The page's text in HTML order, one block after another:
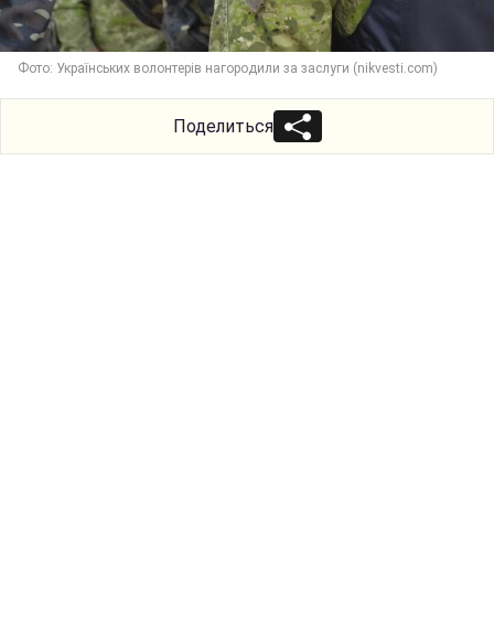
Фото: Українських волонтерів нагородили за заслуги (nikvesti.com)
Поделиться